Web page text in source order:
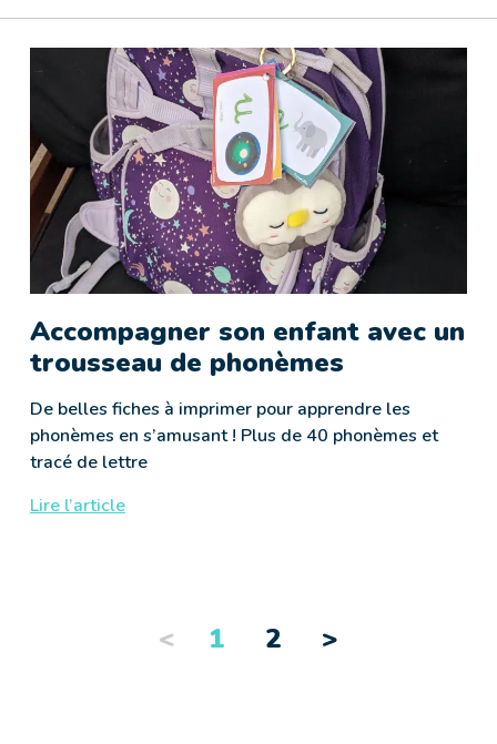
Accompagner son enfant avec un
trousseau de phonèmes
De belles fiches à imprimer pour apprendre les
phonèmes en s’amusant ! Plus de 40 phonèmes et
tracé de lettre
Lire l’article
< Précédent
1 2 Suivant
>